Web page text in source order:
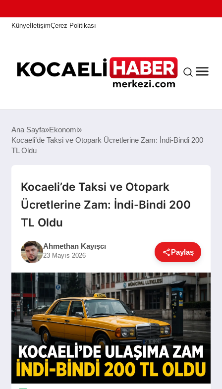
KünyeİletişimÇerez Politikası
ANASAYFA
ASAYIŞ
EĞITIM
EKONOMI
DÜNYA
Ana Sayfa Ekonomi
Kocaeli’de Taksi ve Otopark Ücretlerine Zam: İndi-Bindi 200
TL Oldu
Kocaeli’de Taksi ve Otopark
Ücretlerine Zam: İndi-Bindi 200
TL Oldu
Ahmethan Kayışcı
23 Mayıs 2026 Paylaş